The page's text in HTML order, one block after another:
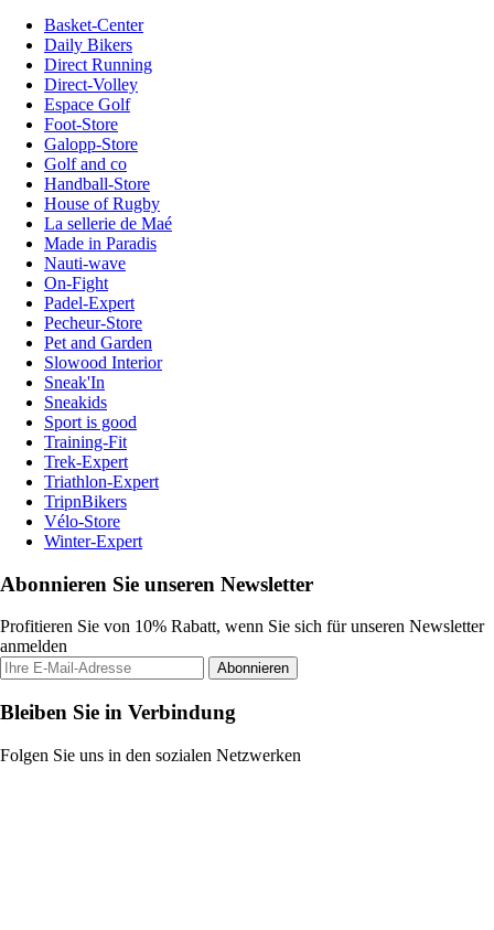
Basket-Center
Daily Bikers
Direct Running
Direct-Volley
Espace Golf
Foot-Store
Galopp-Store
Golf and co
Handball-Store
House of Rugby
La sellerie de Maé
Made in Paradis
Nauti-wave
On-Fight
Padel-Expert
Pecheur-Store
Pet and Garden
Slowood Interior
Sneak'In
Sneakids
Sport is good
Training-Fit
Trek-Expert
Triathlon-Expert
TripnBikers
Vélo-Store
Winter-Expert
Abonnieren Sie unseren Newsletter
Profitieren Sie von 10% Rabatt, wenn Sie sich für unseren Newsletter
anmelden
Abonnieren
Bleiben Sie in Verbindung
Folgen Sie uns in den sozialen Netzwerken